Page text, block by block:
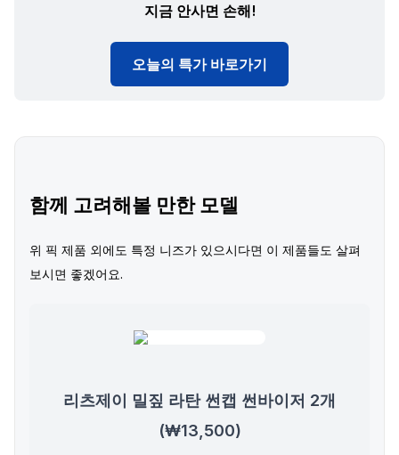
지금 안사면 손해!
오늘의 특가 바로가기
함께 고려해볼 만한 모델
위 픽 제품 외에도 특정 니즈가 있으시다면 이 제품들도 살펴
보시면 좋겠어요.
리츠제이 밀짚 라탄 썬캡 썬바이저 2개
(₩13,500)